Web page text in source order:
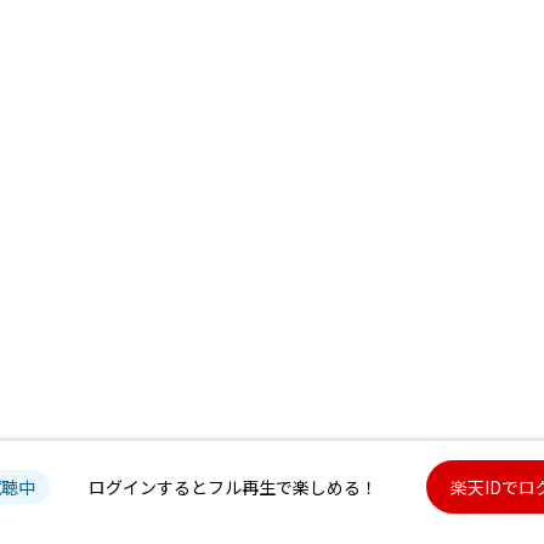
中 ログインするとフル再生で楽しめる！ 楽天IDでロ